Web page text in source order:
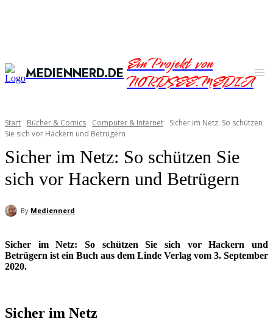
MEDIENNERD.DEEin Projekt von
NORDSEE.MEDIA
Start Bücher & Comics Computer & Internet
Sicher im Netz: So schützen
Sie sich vor Hackern und Betrügern
Sicher im Netz: So schützen Sie
sich vor Hackern und Betrügern
By Mediennerd
Sicher im Netz: So schützen Sie sich vor Hackern und
Betrügern ist ein Buch aus dem Linde Verlag vom 3. September
2020.
Sicher im Netz